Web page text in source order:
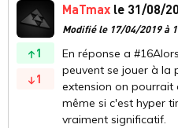
1
1
MaTmax le 31/08/
Modifié le 17/04/2019 à
En réponse a
peuvent se jouer à la
extension on pourrait
même si c'est hyper
vraiment significatif.